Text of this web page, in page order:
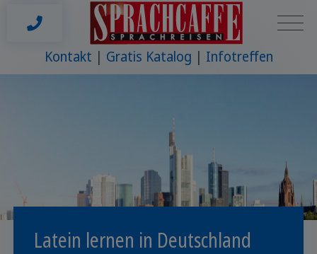
Kontakt Gratis Katalog Infotreffen
Latein lernen in Deutschland